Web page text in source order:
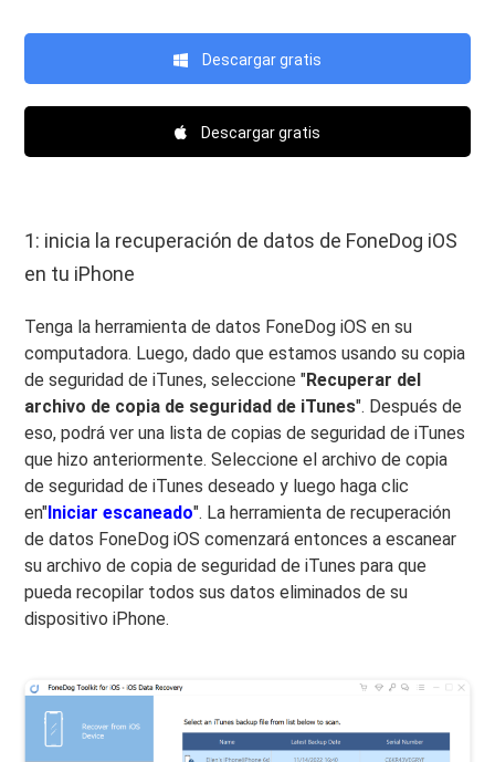
Descargar gratis
Descargar gratis
1: inicia la recuperación de datos de FoneDog iOS
en tu iPhone
Tenga la herramienta de datos FoneDog iOS en su
computadora. Luego, dado que estamos usando su copia
de seguridad de iTunes, seleccione "Recuperar del
archivo de copia de seguridad de iTunes". Después de
eso, podrá ver una lista de copias de seguridad de iTunes
que hizo anteriormente. Seleccione el archivo de copia
de seguridad de iTunes deseado y luego haga clic
en"Iniciar escaneado". La herramienta de recuperación
de datos FoneDog iOS comenzará entonces a escanear
su archivo de copia de seguridad de iTunes para que
pueda recopilar todos sus datos eliminados de su
dispositivo iPhone.